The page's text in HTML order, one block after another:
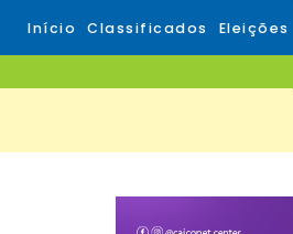
Início Classificados Eleições